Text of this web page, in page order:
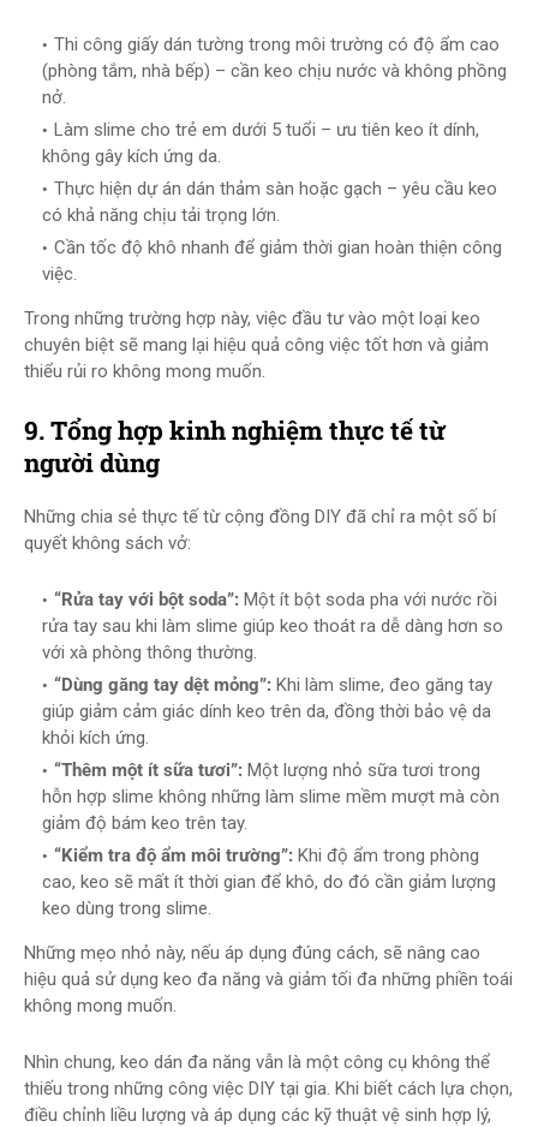
Thi công giấy dán tường trong môi trường có độ ẩm cao
(phòng tắm, nhà bếp) – cần keo chịu nước và không phồng
nở.
Làm slime cho trẻ em dưới 5 tuổi – ưu tiên keo ít dính,
không gây kích ứng da.
Thực hiện dự án dán thảm sàn hoặc gạch – yêu cầu keo
có khả năng chịu tải trọng lớn.
Cần tốc độ khô nhanh để giảm thời gian hoàn thiện công
việc.
Trong những trường hợp này, việc đầu tư vào một loại keo
chuyên biệt sẽ mang lại hiệu quả công việc tốt hơn và giảm
thiểu rủi ro không mong muốn.
9. Tổng hợp kinh nghiệm thực tế từ
người dùng
Những chia sẻ thực tế từ cộng đồng DIY đã chỉ ra một số bí
quyết không sách vở:
“Rửa tay với bột soda”: Một ít bột soda pha với nước rồi
rửa tay sau khi làm slime giúp keo thoát ra dễ dàng hơn so
với xà phòng thông thường.
“Dùng găng tay dệt mỏng”: Khi làm slime, đeo găng tay
giúp giảm cảm giác dính keo trên da, đồng thời bảo vệ da
khỏi kích ứng.
“Thêm một ít sữa tươi”: Một lượng nhỏ sữa tươi trong
hỗn hợp slime không những làm slime mềm mượt mà còn
giảm độ bám keo trên tay.
“Kiểm tra độ ẩm môi trường”: Khi độ ẩm trong phòng
cao, keo sẽ mất ít thời gian để khô, do đó cần giảm lượng
keo dùng trong slime.
Những mẹo nhỏ này, nếu áp dụng đúng cách, sẽ nâng cao
hiệu quả sử dụng keo đa năng và giảm tối đa những phiền toái
không mong muốn.
Nhìn chung, keo dán đa năng vẫn là một công cụ không thể
thiếu trong những công việc DIY tại gia. Khi biết cách lựa chọn,
điều chỉnh liều lượng và áp dụng các kỹ thuật vệ sinh hợp lý,